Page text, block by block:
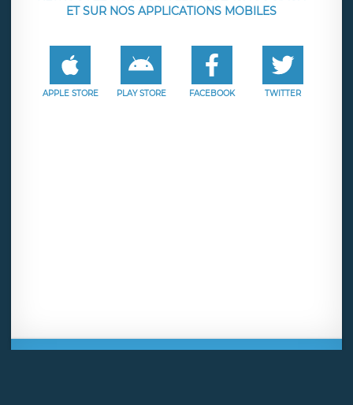
ET SUR NOS APPLICATIONS MOBILES
APPLE STORE PLAY STORE FACEBOOK TWITTER